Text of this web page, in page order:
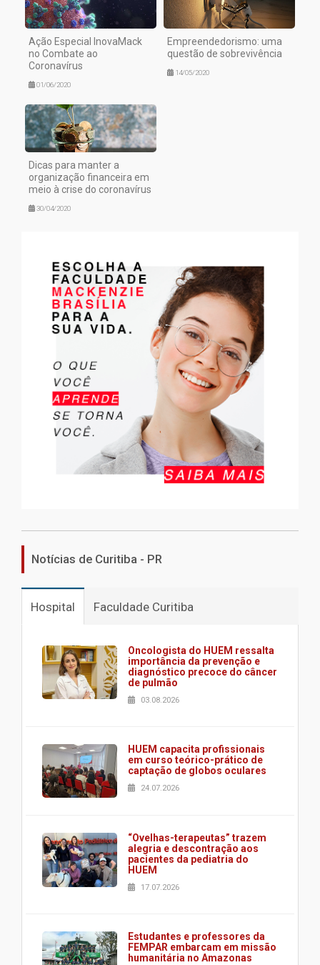
Ação Especial InovaMack
no Combate ao
Coronavírus
01/06/2020
Empreendedorismo: uma
questão de sobrevivência
14/05/2020
Dicas para manter a
organização financeira em
meio à crise do coronavírus
30/04/2020
Notícias de Curitiba - PR
Hospital Faculdade Curitiba
Oncologista do HUEM ressalta
importância da prevenção e
diagnóstico precoce do câncer
de pulmão
03.08.2026
HUEM capacita profissionais
em curso teórico-prático de
captação de globos oculares
24.07.2026
“Ovelhas-terapeutas” trazem
alegria e descontração aos
pacientes da pediatria do
HUEM
17.07.2026
Estudantes e professores da
FEMPAR embarcam em missão
humanitária no Amazonas